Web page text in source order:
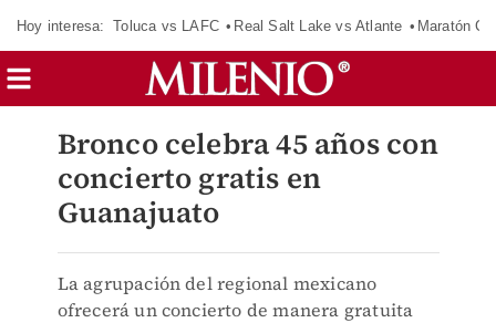
Hoy interesa: Toluca vs LAFC Real Salt Lake vs Atlante Maratón
Bronco celebra 45 años con
concierto gratis en
Guanajuato
La agrupación del regional mexicano
ofrecerá un concierto de manera gratuita